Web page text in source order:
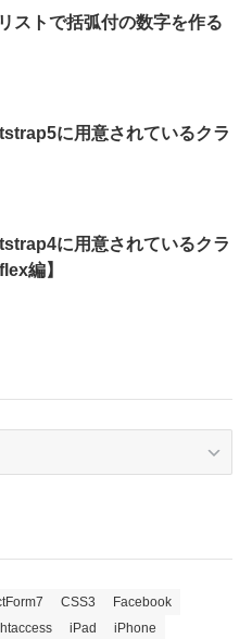
ストで括弧付の数字を作る
に用意されているクラ
に用意されているクラ
編】
CSS3
Facebook
htaccess iPad iPhone